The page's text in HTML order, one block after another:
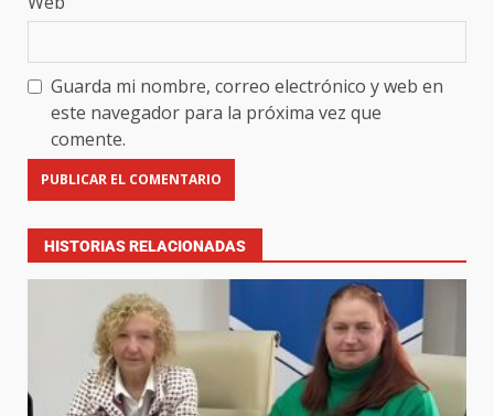
Guarda mi nombre, correo electrónico y web en
este navegador para la próxima vez que
comente.
HISTORIAS RELACIONADAS